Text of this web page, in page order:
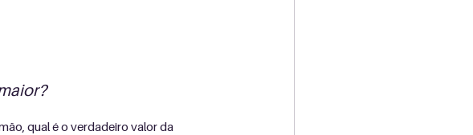
qual é o verdadeiro valor da